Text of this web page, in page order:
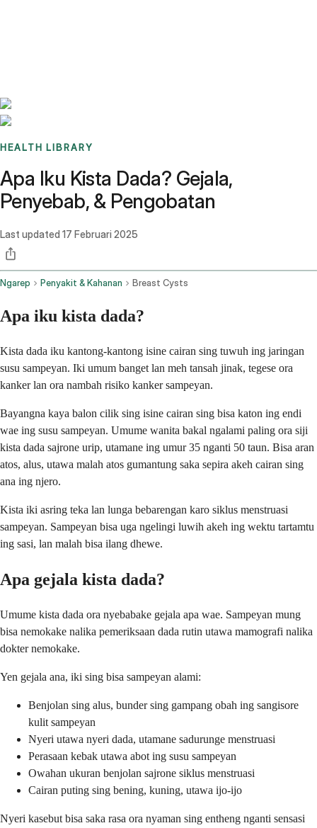
HEALTH LIBRARY
Apa Iku Kista Dada? Gejala,
Penyebab, & Pengobatan
Last updated 17 Februari 2025
Ngarep Penyakit & Kahanan Breast Cysts
Apa iku kista dada?
Kista dada iku kantong-kantong isine cairan sing tuwuh ing jaringan
susu sampeyan. Iki umum banget lan meh tansah jinak, tegese ora
kanker lan ora nambah risiko kanker sampeyan.
Bayangna kaya balon cilik sing isine cairan sing bisa katon ing endi
wae ing susu sampeyan. Umume wanita bakal ngalami paling ora siji
kista dada sajrone urip, utamane ing umur 35 nganti 50 taun. Bisa aran
atos, alus, utawa malah atos gumantung saka sepira akeh cairan sing
ana ing njero.
Kista iki asring teka lan lunga bebarengan karo siklus menstruasi
sampeyan. Sampeyan bisa uga ngelingi luwih akeh ing wektu tartamtu
ing sasi, lan malah bisa ilang dhewe.
Apa gejala kista dada?
Umume kista dada ora nyebabake gejala apa wae. Sampeyan mung
bisa nemokake nalika pemeriksaan dada rutin utawa mamografi nalika
dokter nemokake.
Yen gejala ana, iki sing bisa sampeyan alami:
Benjolan sing alus, bunder sing gampang obah ing sangisore
kulit sampeyan
Nyeri utawa nyeri dada, utamane sadurunge menstruasi
Perasaan kebak utawa abot ing susu sampeyan
Owahan ukuran benjolan sajrone siklus menstruasi
Cairan puting sing bening, kuning, utawa ijo-ijo
Nyeri kasebut bisa saka rasa ora nyaman sing entheng nganti sensasi